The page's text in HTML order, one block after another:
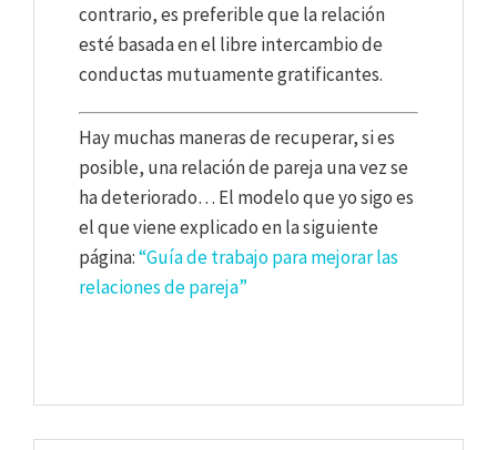
contrario, es preferible que la relación
esté basada en el libre intercambio de
conductas mutuamente gratificantes.
Hay muchas maneras de recuperar, si es
posible, una relación de pareja una vez se
ha deteriorado… El modelo que yo sigo es
el que viene explicado en la siguiente
página:“Guía de trabajo para mejorar las
relaciones de pareja”